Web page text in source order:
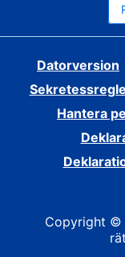
Datorversion
Hantera
Copyright ©